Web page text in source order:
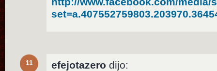
11 efejotazero dijo: